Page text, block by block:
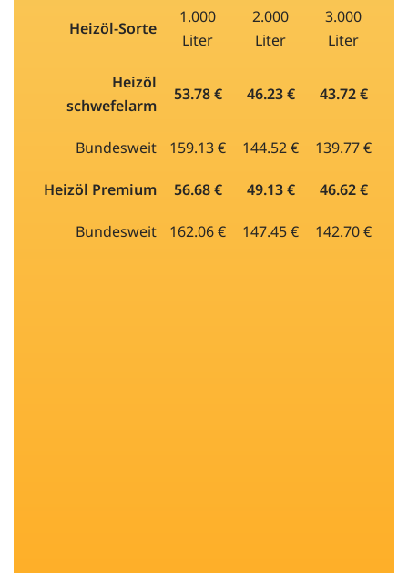
Heizöl-Sorte
1.000
Liter
2.000
Liter
3.000
Liter
Heizöl
schwefelarm
53.78 € 46.23 € 43.72 €
Bundesweit 159.13 € 144.52 € 139.77 €
Heizöl Premium 56.68 € 49.13 € 46.62 €
Bundesweit 162.06 € 147.45 € 142.70 €